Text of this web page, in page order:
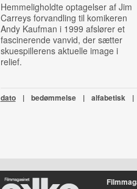
Hemmeligholdte optagelser af Jim
Carreys forvandling til komikeren
Andy Kaufman i 1999 afslører et
fascinerende vanvid, der sætter
skuespillerens aktuelle image i
relief.
dato | bedømmelse | alfabetisk |